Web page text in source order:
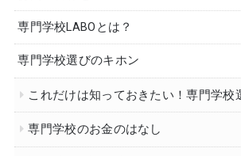
専門学校LABOとは？
専門学校選びのキホン
これだけは知っておきたい！専門学校
専門学校のお金のはなし